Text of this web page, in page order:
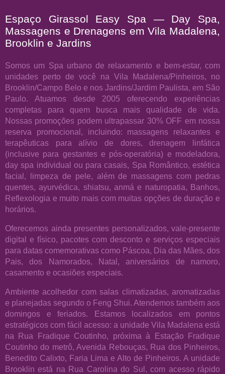
Espaço Girassol Easy Spa — Day Spa,
Massagens e Drenagens em Vila Madalena,
Brooklin e Jardins
Somos um Spa urbano de relaxamento e bem-estar, com
unidades perto de você na Vila Madalena/Pinheiros, no
Brooklin/Campo Belo e nos Jardins/Jardim Paulista, em São
Paulo. Atuamos desde 2005 oferecendo experiências
completas para quem busca mais qualidade de vida.
Nossas promoções podem ultrapassar 30% OFF em nossa
reserva promocional, incluindo: massagens relaxantes e
terapêuticas para alívio de dores, drenagem linfática
(inclusive para gestantes e pós-operatória) e modeladora,
day spa individual ou para casais, Spa Romântico, estética
facial, limpeza de pele, além de massagens com pedras
quentes, ayurvédica, shiatsu, anmá e naturopatia, Banhos,
Reflexologia e muito mais com muitas opções de duração e
horários.
Oferecemos ainda presentes personalizados, vale-presente
digital e físico, pacotes com desconto e serviços especiais
para datas comemorativas como Páscoa, Dia das Mães, dos
Pais, dos Namorados, Natal, aniversários de namoro,
casamento e ocasiões especiais.
Ambiente acolhedor com salas climatizadas, aromatizadas
e planejadas segundo o Feng Shui. Atendemos também aos
domingos e feriados. Estamos localizados em pontos
estratégicos com fácil acesso: a unidade Vila Madalena está
na Rua Fradique Coutinho, próxima à Estação Fradique
Coutinho do metrô, Avenida Rebouças, Rua dos Pinheiros,
Benedito Calixto, Faria Lima e Alto de Pinheiros. A unidade
Brooklin está na Rua Carolina do Sul, com acesso rápido